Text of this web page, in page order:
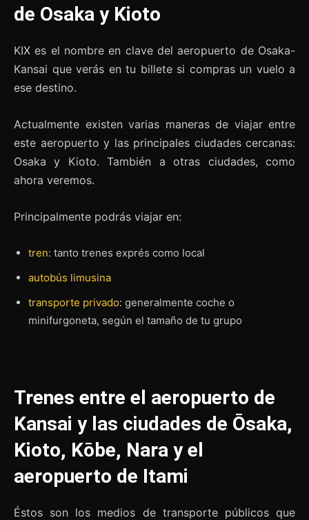
de Osaka y Kioto
KIX es el nombre en clave del aeropuerto de Osaka-
Kansai que verás en tu billete si compras un vuelo a
ese destino.
Actualmente existen varias maneras de viajar entre
este aeropuerto y las principales ciudades cercanas:
Osaka y Kioto. También a otras ciudades, como
ahora veremos.
Principalmente podrás viajar en:
tren: tanto trenes exprés como local
autobús limusina
transporte privado: generalmente coche o
minifurgoneta, según el tamaño de tu grupo
Trenes entre el aeropuerto de
Kansai y las ciudades de Ōsaka,
Kioto, Kōbe, Nara y el
aeropuerto de Itami
Éstos son los medios de transporte públicos que